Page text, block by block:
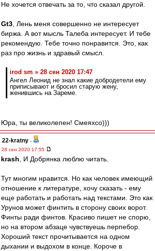
Не хочется отвечать за то, что сказал другой.
Gt3 , Лень меня совершенно не интересует
биржа. А вот мысль Талеба интересует. И тебе
рекомендую. Тебе точно понравится. Это, как
раз про жизнь и здравый смысл.
irod sm » 28 сен 2020 17:47
Ангел Леонид не знал какие добродетели ему
приписывают и бросил старую жену,
женившись на Зареме.
Юра, ты великолепен! Смеяхсо)))
22-kratny -
28 сен 2020 17:55
krash , И Добрянка люблю читать.
Тут многим нравится. Но как человек имеющий
отношение к литературе, хочу сказать - ему
еще работать и работать над текстами. Это как
Урунов может финтить в сторону своих ворот.
Финты ради финтов. Красиво пишет не спорю,
но на втором абзаце чувствуешь перпебор.
Хороший текст прочитывается на одном
дыхании и выдохом в конце. Короче в